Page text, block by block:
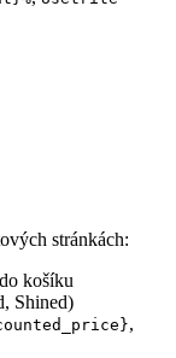
stránkách:
košíku
Shined)
,